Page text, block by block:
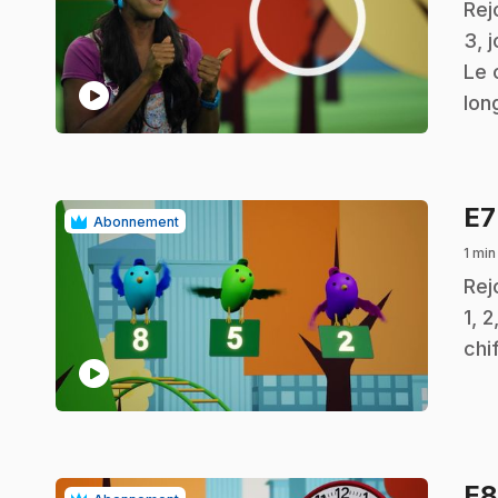
play_circle
.
3,
Le
Abonnement
play_circle
E7
1 min
.
1,